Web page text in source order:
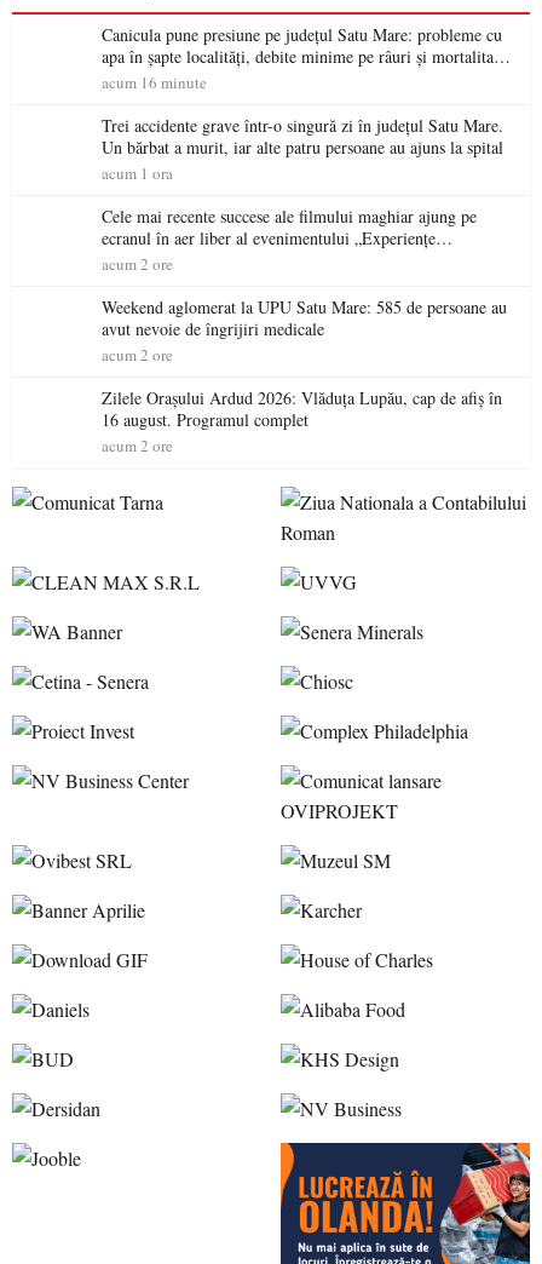
Canicula pune presiune pe județul Satu Mare: probleme cu
apa în șapte localități, debite minime pe râuri și mortalitate
piscicolă la Lacul Călinești
acum 16 minute
Trei accidente grave într-o singură zi în județul Satu Mare.
Un bărbat a murit, iar alte patru persoane au ajuns la spital
acum 1 ora
Cele mai recente succese ale filmului maghiar ajung pe
ecranul în aer liber al evenimentului „Experiențe
cinematografice Partium”
acum 2 ore
Weekend aglomerat la UPU Satu Mare: 585 de persoane au
avut nevoie de îngrijiri medicale
acum 2 ore
Zilele Orașului Ardud 2026: Vlăduța Lupău, cap de afiș în
16 august. Programul complet
acum 2 ore